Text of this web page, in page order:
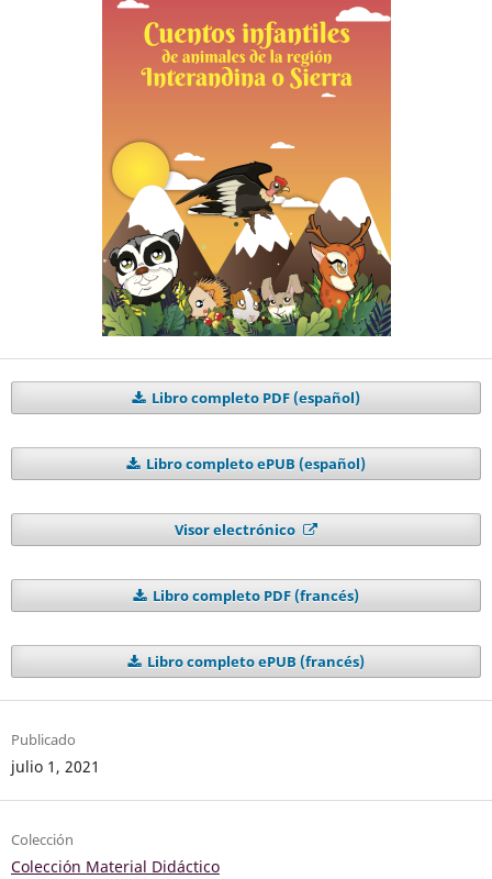
Libro completo PDF (español)
Libro completo ePUB (español)
Visor electrónico
Libro completo PDF (francés)
Libro completo ePUB (francés)
Publicado
julio 1, 2021
Colección
Colección Material Didáctico